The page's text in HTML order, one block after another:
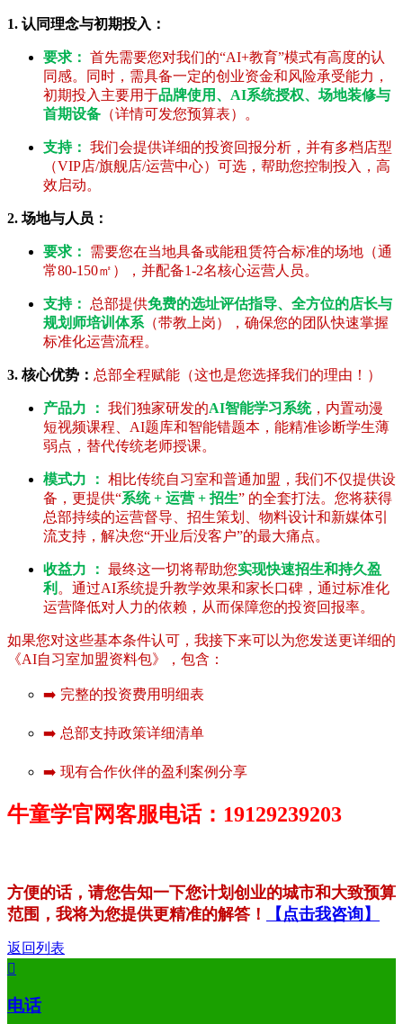
1. 认同理念与初期投入：
要求： 首先需要您对我们的“AI+教育”模式有高度的认
同感。同时，需具备一定的创业资金和风险承受能力，
初期投入主要用于品牌使用、AI系统授权、场地装修与
首期设备 （详情可发您预算表）。
支持： 我们会提供详细的投资回报分析，并有多档店型
（VIP店/旗舰店/运营中心）可选，帮助您控制投入，高
效启动。
2. 场地与人员：
要求：
需要您在当地具备或能租赁符合标准的场地（通
常80-150㎡），并配备1-2名核心运营人员。
支持： 总部提供免费的选址评估指导、全方位的店长与
规划师培训体系 （带教上岗），确保您的团队快速掌握
标准化运营流程。
3. 核心优势： 总部全程赋能（这也是您选择我们的理由！）
产品力 ： 我们独家研发的AI智能学习系统，内置动漫
短视频课程、AI题库和智能错题本，能精准诊断学生薄
弱点，替代传统老师授课。
模式力 ： 相比传统自习室和普通加盟，我们不仅提供设
备，更提供“系统 + 运营 + 招生” 的全套打法。您将获得
总部持续的运营督导、招生策划、物料设计和新媒体引
流支持，解决您“开业后没客户”的最大痛点。
收益力 ： 最终这一切将帮助您实现快速招生和持久盈
利 。通过AI系统提升教学效果和家长口碑，通过标准化
运营降低对人力的依赖，从而保障您的投资回报率。
如果您对这些基本条件认可，我接下来可以为您发送更详细的
《AI自习室加盟资料包》，包含：
➡️ 完整的投资费用明细表
➡️ 总部支持政策详细清单
➡️ 现有合作伙伴的盈利案例分享
牛童学官网客服电话：19129239203
方便的话，请您告知一下您计划创业的城市和大致预算
范围，我将为您提供更精准的解答！
【点击我咨询】
返回列表

电话